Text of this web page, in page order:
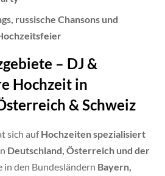
russische Chansons und
– DJ &
Hochzeit in
& Schweiz
sich aufHochzeiten spezialisiert
Deutschland, Österreich und der
in den Bundesländern Bayern,